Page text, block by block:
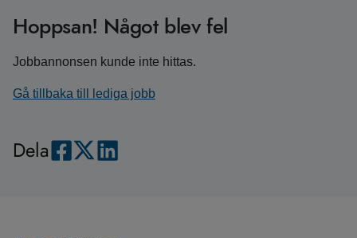
Hoppsan! Något blev fel
Jobbannonsen kunde inte hittas.
Gå tillbaka till lediga jobb
Dela